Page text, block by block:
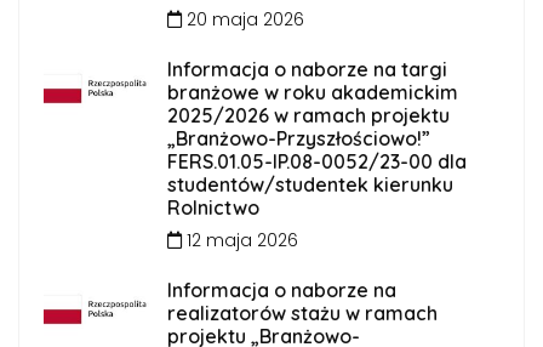
20 maja 2026
Informacja o naborze na targi
branżowe w roku akademickim
2025/2026 w ramach projektu
„Branżowo-Przyszłościowo!”
FERS.01.05-IP.08-0052/23-00 dla
studentów/studentek kierunku
Rolnictwo
12 maja 2026
Informacja o naborze na
realizatorów stażu w ramach
projektu „Branżowo-